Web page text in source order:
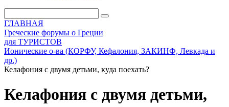
ГЛАВНАЯ
Греческие форумы о Греции
для ТУРИСТОВ
Ионические о-ва (КОРФУ, Кефалония, ЗАКИНФ, Левкада и
др.)
Келафония с двумя детьми, куда поехать?
Келафония с двумя детьми,